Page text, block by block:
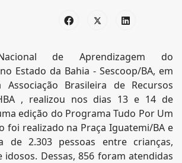
de Aprendizagem do
Estado da Bahia - Sescoop/BA, em
Brasileira de Recursos
, realizou nos dias 13 e 14 de
edição do Programa Tudo Por Um
foi realizado na Praça Iguatemi/BA e
de 2.303 pessoas entre crianças,
idosos. Dessas, 856 foram atendidas